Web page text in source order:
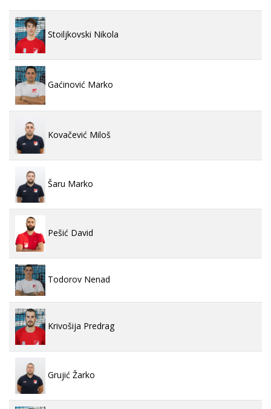
Stoiljkovski Nikola
Gaćinović Marko
Kovačević Miloš
Šaru Marko
Pešić David
Todorov Nenad
Krivošija Predrag
Grujić Žarko